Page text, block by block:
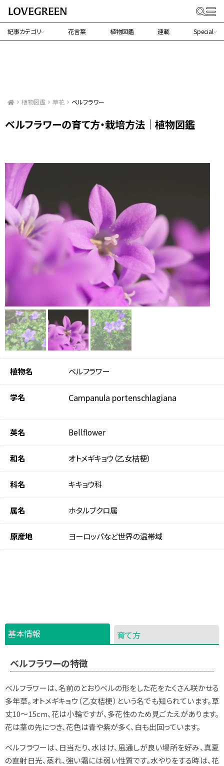
記事カテゴリ 花言葉 植物図鑑 連載 Special
植物図鑑 草花 ベルフラワー
ベルフラワーの育て方・栽培方法｜植物図鑑
植物名 ベルフラワー
学名 Campanula portenschlagiana
英名 Bellflower
和名 オトメギキョウ（乙女桔梗）
科名 キキョウ科
属名 ホタルブクロ属
原産地 ヨーロッパなど世界の温帯域
基本情報 育て方
ベルフラワーの特徴
ベルフラワーは、名前のとおりベルの形をした花をたくさん咲かせる
多年草。オトメギキョウ（乙女桔梗）という名でも知られています。草
丈10～15cm、花は小輪ですが、多花性のため見ごたえがあります。
花は茎の先につき、花色は青や紫が多く、白も出回っています。
ベルフラワーは、日当たり、水はけ、風通しが良い場所を好み、真夏
の直射日光、蒸れ、強い霜には弱い性質です。水やりをする時は、花